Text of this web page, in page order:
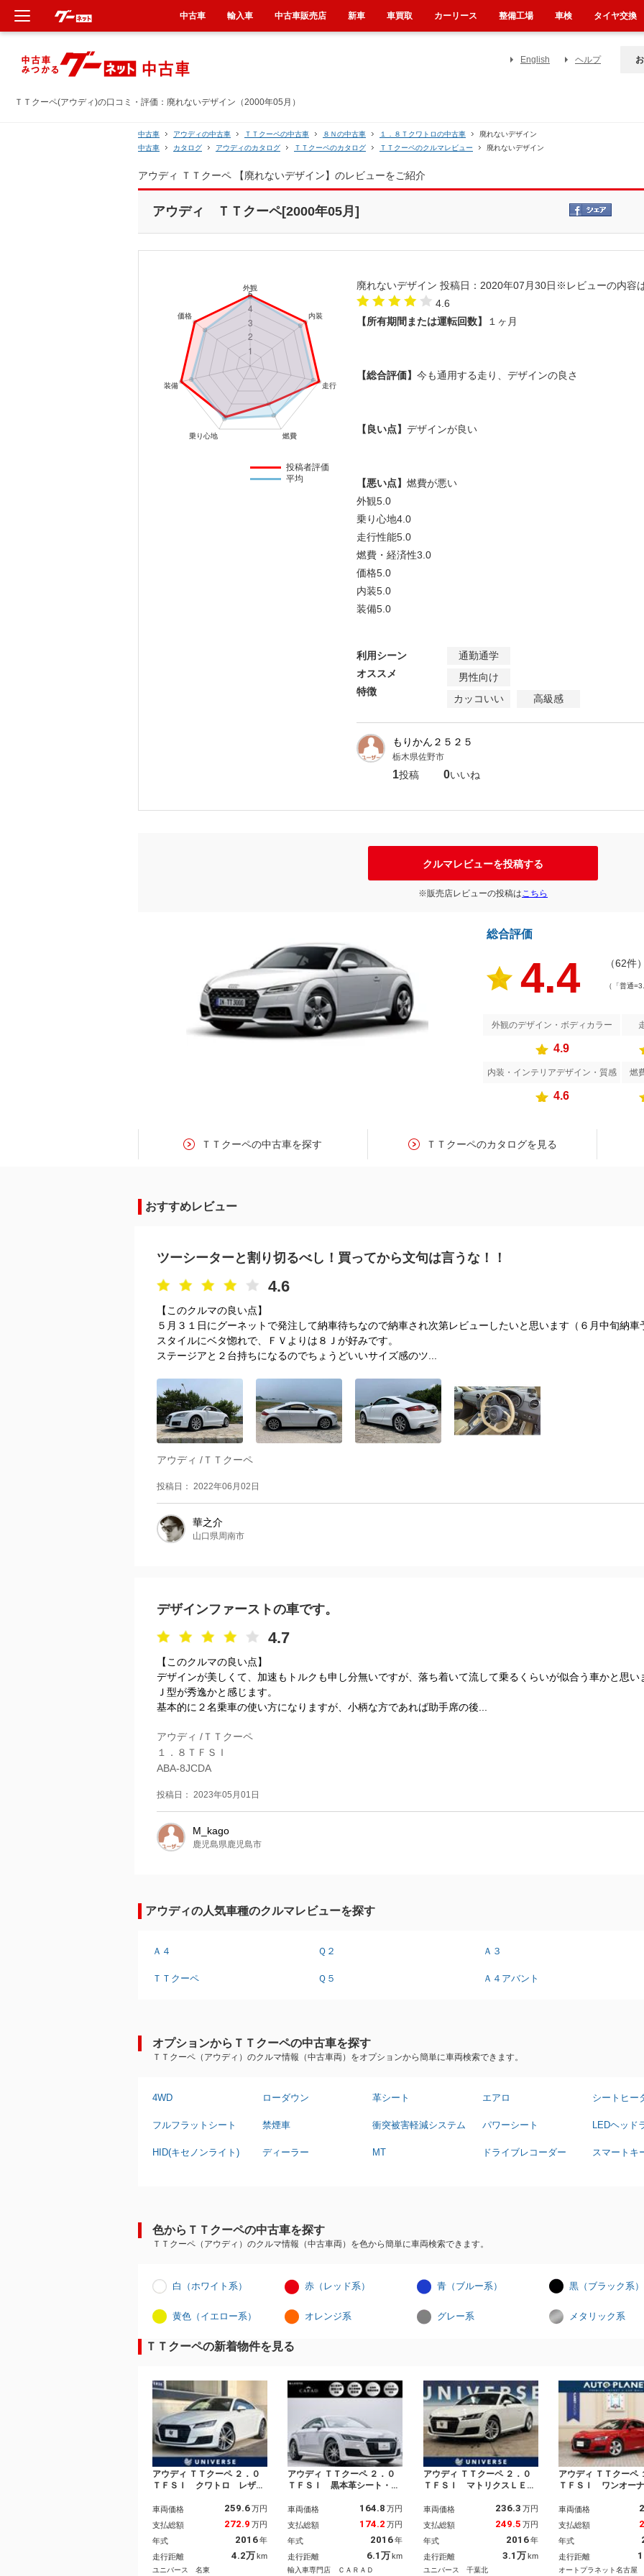
ＴＴクーペ(アウディ)の口コミ・評価：廃れないデザイン（2000年05月）
English ヘルプ
中古車 アウディの中古車 ＴＴクーペの中古車 ８Ｎの中古車 １．８Ｔクワトロの中古車
廃れないデザイン
中古車
カタログ アウディのカタログ ＴＴクーペのカタログ ＴＴクーペのクルマレビュー 廃れないデザイン
アウディ ＴＴクーペ 【廃れないデザイン】のレビューをご紹介
アウディ ＴＴクーペ[2000年05月]
投稿者評価
平均
廃れないデザイン 投稿日：2020年07月30日 ※レビューの内容
4.6
【所有期間または運転回数】
１ヶ月
【総合評価】 今も通用する走り、デザインの良さ
【良い点】 デザインが良い
【悪い点】 燃費が悪い
外観5.0
乗り心地4.0
走行性能5.0
燃費・経済性3.0
価格5.0
内装5.0
装備5.0
利用シーン
通勤通学
オススメ
男性向け
特徴
カッコいい 高級感
もりかん２５２５
栃木県佐野市
1投稿 0いいね
クルマレビューを投稿する
※販売店レビューの投稿はこちら
総合評価
4.4 （62件
（「普通
外観のデザイン・ボディカラー
4.9
内装・インテリアデザイン・質感 燃
4.6
ＴＴクーペの中古車を探す ＴＴクーペのカタログを見る
おすすめレビュー
ツーシーターと割り切るべし！買ってから文句は言うな！！
4.6
【このクルマの良い点】
５月３１日にグーネットで発注して納車待ちなので納車され次第レビューしたいと思います（６月中旬納車
スタイルにベタ惚れで、ＦＶよりは８Ｊが好みです。
ステージアと２台持ちになるのでちょうどいいサイズ感のツ...
アウディ /ＴＴクーペ
投稿日： 2022年06月02日
華之介
山口県周南市
デザインファーストの車です。
4.7
【このクルマの良い点】
デザインが美しくて、加速もトルクも申し分無いですが、落ち着いて流して乗るくらいが似合う車かと思
Ｊ型が秀逸かと感じます。
基本的に２名乗車の使い方になりますが、小柄な方であれば助手席の後...
アウディ /ＴＴクーペ
１．８ＴＦＳＩ
ABA-8JCDA
投稿日： 2023年05月01日
M_kago
鹿児島県鹿児島市
アウディの人気車種のクルマレビューを探す
Ａ４ Ｑ２ Ａ３
ＴＴクーペ Ｑ５ Ａ４アバント
オプションからＴＴクーペの中古車を探す
ＴＴクーペ（アウディ）のクルマ情報（中古車両）をオプションから簡単に車両検索できます。
4WD ローダウン 革シート エアロ シートヒー
フルフラットシート 禁煙車 衝突被害軽減システム パワーシート LEDヘッド
HID(キセノンライト) ディーラー MT ドライブレコーダー スマートキ
色からＴＴクーペの中古車を探す
ＴＴクーペ（アウディ）のクルマ情報（中古車両）を色から簡単に車両検索できます。
白（ホワイト系） 赤（レッド系） 青（ブルー系） 黒（ブラック系）
黄色（イエロー系） オレンジ系 グレー系 メタリック系
ＴＴクーペの新着物件を見る
アウディ ＴＴクーペ ２．０
ＴＦＳＩ クワトロ レザー
Ｇ ＬＥＤヘッド ＯＰ１９
インチＡＷ シートヒータ
ー パワーシート フルセ
グ 禁煙車 バーチャルコッ
クピット バックカメラ Ｅ
ＴＣ
車両価格 259.6万円
支払総額 272.9 万円
年式 2016年
走行距離 4.2万km
ユニバース 名東
アウディ ＴＴクーペ ２．０
ＴＦＳＩ 黒本革シート・Ｒ
シスタンスパッケージ・マト
リクスＬＥＤヘッドライト・
バックカメラ・フルセグＴ
Ｖ・ドライブレコーダー・バ
ーチャルコックピット・シー
トヒーター・ソナーセンサー
車両価格 164.8 万円
支払総額 174.2 万円
年式 2016 年
走行距離 6.1万 km
輸入車専門店 ＣＡＲＡＤ
アウディ ＴＴクーペ ２．０
ＴＦＳＩ マトリクスＬＥＤ
ージ アシスタンスパッケー
ジ ＭＭＩナビ 地デジ バ
ーチャルコックピット スポ
ーツシート 純正１７インチ
アルミ Ｂｌｕｅｔｏｏｔ
ｈ オートエアコン ＥＴＣ
車両価格 236.3 万円
支払総額 249.5 万円
年式 2016年
走行距離 3.1万km
ユニバース 千葉北
アウディ ＴＴクーペ
ＴＦＳＩ ワンオー
バックカメラ／スマ
／クルーズコントロ
セノンヘッドライト
２．０／アルミ／Ｃ
アランスソナー／パ
ト／電動リヤスポイ
車両価格
支払総額
年式
走行距離
オートプラネット名古屋
中古車 輸入車 中古車販売店 新車 車買取 カーリース 整備工場 車検 タイヤ交換
新車
中古車